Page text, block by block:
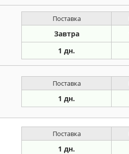
Поставка
Завтра
1 дн.
Поставка
1 дн.
Поставка
1 дн.